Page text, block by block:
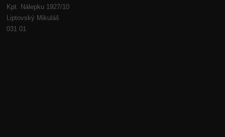
Kpt. Nálepku 1927/10
Liptovský Mikuláš
031 01